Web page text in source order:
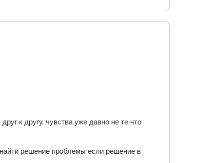
к другу, чувства уже давно не те что
решение проблемы если решение в